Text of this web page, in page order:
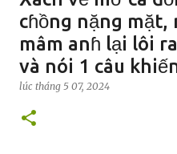
cɦồng nặng mặt,
mâm anɦ lại lôi
và nói 1 câu
lúc tháng 5 07, 2024